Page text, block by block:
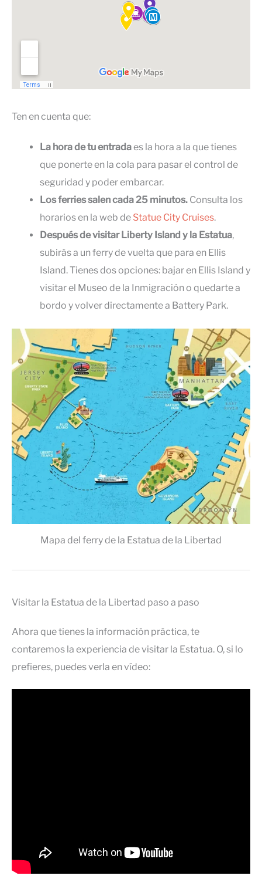
Ten en cuenta que:
La hora de tu entradaes la hora a la que tienes
que ponerte en la cola para pasar el control de
seguridad y poder embarcar.
Los ferries salen cada 25 minutos. Consulta los
horarios en la web de Statue City Cruises.
Después de visitar Liberty Island y la Estatua,
subirás a un ferry de vuelta que para en Ellis
Island. Tienes dos opciones: bajar en Ellis Island y
visitar el Museo de la Inmigración o quedarte a
bordo y volver directamente a Battery Park.
Mapa del ferry de la Estatua de la Libertad
Visitar la Estatua de la Libertad paso a paso
Ahora que tienes la información práctica, te
contaremos la experiencia de visitar la Estatua. O, si lo
prefieres, puedes verla en vídeo: